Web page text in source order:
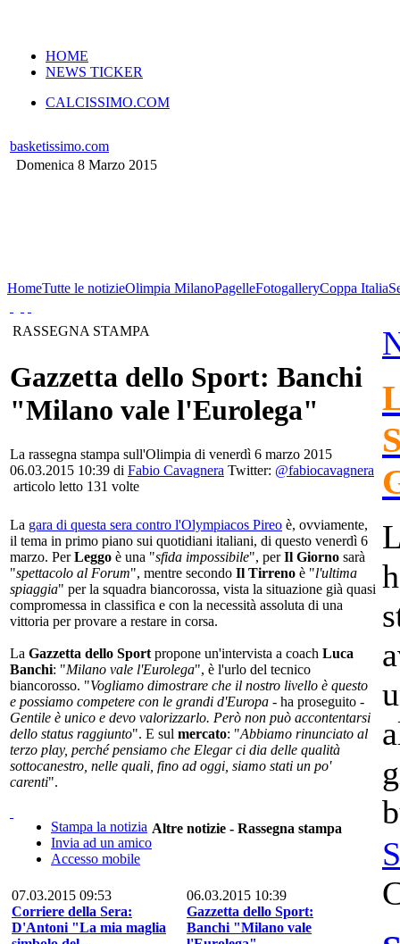
HOME
NEWS TICKER
CALCISSIMO.COM
basketissimo.com
Domenica 8 Marzo 2015
HomeTutte le notizieOlimpia MilanoPagelleFotogalleryCoppa Italia
RASSEGNA STAMPA
Gazzetta dello Sport: Banchi
"Milano vale l'Eurolega"
La rassegna stampa sull'Olimpia di venerdì 6 marzo 2015
06.03.2015 10:39 di Fabio Cavagnera Twitter: @fabiocavagnera
articolo letto 131 volte
La gara di questa sera contro l'Olympiacos Pireo è, ovviamente,
il tema in primo piano sui quotidiani italiani, di questo venerdì 6
marzo. PerLeggo è una "sfida impossibile", perIl Giorno sarà
"spettacolo al Forum", mentre secondo Il Tirreno è "l'ultima
spiaggia" per la squadra biancorossa, vista la situazione già quasi
compromessa in classifica e con la necessità assoluta di una
vittoria per provare a restare in corsa.
La Gazzetta dello Sport propone un'intervista a coach Luca
Banchi: "Milano vale l'Eurolega", è l'urlo del tecnico
biancorosso. "Vogliamo dimostrare che il nostro livello è questo
e possiamo competere con le grandi d'Europa - ha proseguito -
Gentile è unico e devo valorizzarlo. Però non può accontentarsi
dello status raggiunto". E sul mercato: "Abbiamo rinunciato al
terzo play, perché pensiamo che Elegar ci dia delle qualità
sottocanestro, nelle quali, fino ad oggi, siamo stati un po'
carenti".
Stampa la notizia
Invia ad un amico
Accesso mobile
Altre notizie - Rassegna stampa
07.03.2015 09:53
Corriere della Sera:
D'Antoni "La mia maglia
06.03.2015 10:39
Gazzetta dello Sport:
Banchi "Milano vale